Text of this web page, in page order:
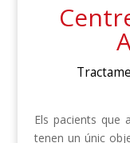
Els pacients que
tenen un únic